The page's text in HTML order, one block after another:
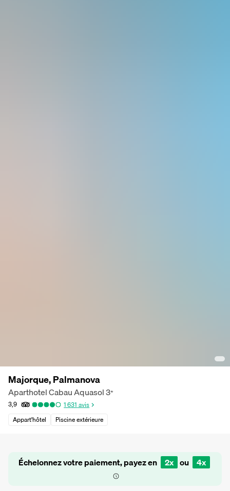
Majorque, Palmanova
Aparthotel Cabau Aquasol3*
3,9 1 631 avis
Appart'hôtel
Piscine extérieure
Échelonnez votre paiement, payez en 2x ou 4x